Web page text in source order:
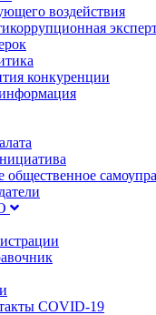
воздействия
конкуренции
общественное
COVID-19